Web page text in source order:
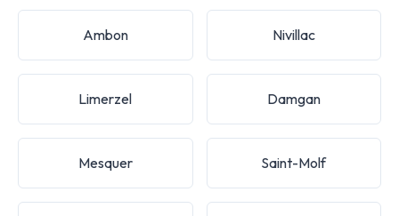
Ambon Nivillac
Limerzel Damgan
Mesquer Saint-Molf